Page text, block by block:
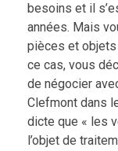
besoins et il
années. Mais
pièces et
ce cas, vous
de négocier
Clefmont dans
dicte que « les
l’objet de